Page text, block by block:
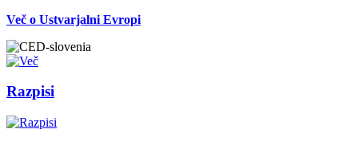
Več o Ustvarjalni Evropi
Razpisi